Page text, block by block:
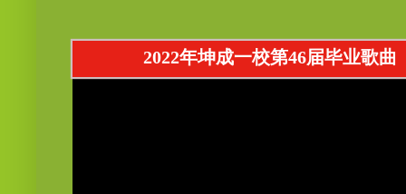
2022年坤成一校第46届毕业歌曲